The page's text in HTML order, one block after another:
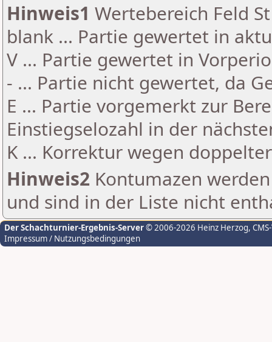
Hinweis1 Wertebereich Feld
blank ... Partie gewertet in
V ... Partie gewertet in
- ... Partie nicht gewertet, da
E ... Partie vorgemerkt zur
Einstiegselozahl in der
K ... Korrektur wegen
Hinweis2 Kontumazen
und sind in der Liste nicht
Der Schachturnier-Ergebnis-Server© 2006-2026 Heinz Herzog,
Impressum / Nutzungsbedingungen